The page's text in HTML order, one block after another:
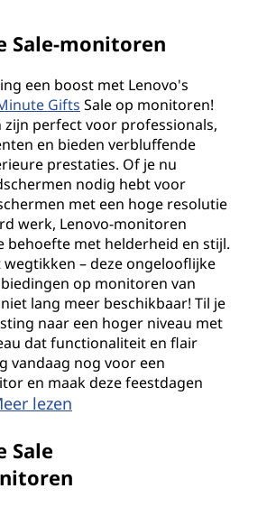
Sale-monitoren
een boost met Lenovo's
Gifts Sale op monitoren!
perfect voor professionals,
en bieden verbluffende
prestaties. Of je nu
nodig hebt voor
met een hoge resolutie
werk, Lenovo-monitoren
behoefte met helderheid en stijl.
wegtikken – deze ongelooflijke
op monitoren van
lang meer beschikbaar! Til je
naar een hoger niveau met
dat functionaliteit en flair
vandaag nog voor een
en maak deze feestdagen
lezen
Sale